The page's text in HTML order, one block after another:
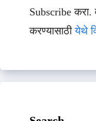
Subscribe
करण्यासाठीयेथे